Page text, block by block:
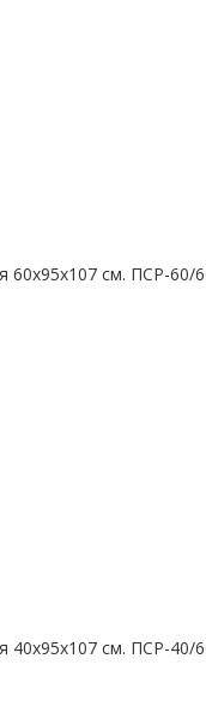
60х95х107 см. ПСР-60/
40х95х107 см. ПСР-40/